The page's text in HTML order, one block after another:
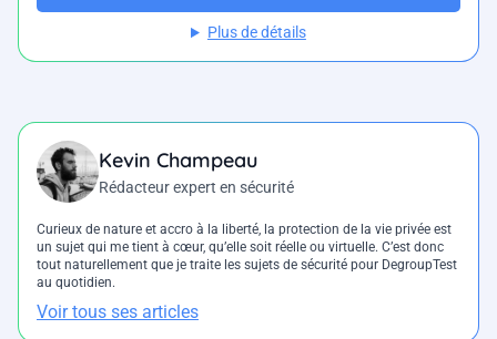
Plus de détails
Kevin Champeau
Rédacteur expert en sécurité
Curieux de nature et accro à la liberté, la protection de la vie privée est
un sujet qui me tient à cœur, qu’elle soit réelle ou virtuelle. C’est donc
tout naturellement que je traite les sujets de sécurité pour DegroupTest
au quotidien.
Voir tous ses articles